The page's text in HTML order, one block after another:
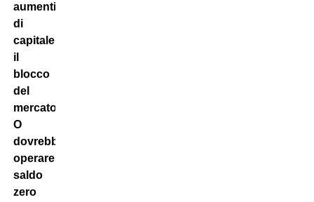
aumenti
di
capitaleper
il
blocco
del
mercato…
O
dovrebbero
operare a
saldo
zero